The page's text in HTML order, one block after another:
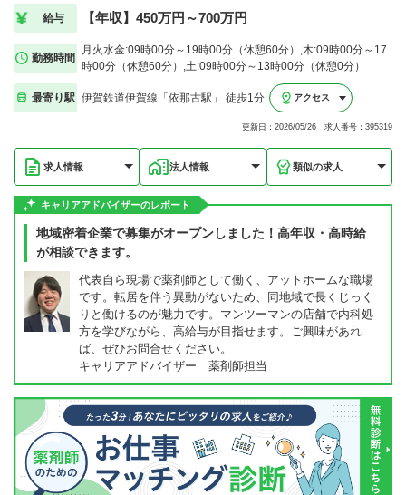
給与 【年収】450万円～700万円
勤務時間
月火水金:09時00分～19時00分（休憩60分）,木:09時00分～17
時00分（休憩60分）,土:09時00分～13時00分（休憩0分）
最寄り駅 伊賀鉄道伊賀線「依那古駅」 徒歩1分 アクセス
更新日：2026/05/26 求人番号：395319
求人情報 法人情報 類似の求人
キャリアアドバイザーのレポート
地域密着企業で募集がオープンしました！高年収・高時給
が相談できます。
代表自ら現場で薬剤師として働く、アットホームな職場
です。転居を伴う異動がないため、同地域で長くじっく
りと働けるのが魅力です。マンツーマンの店舗で内科処
方を学びながら、高給与が目指せます。ご興味があれ
ば、ぜひお問合せください。
キャリアアドバイザー 薬剤師担当